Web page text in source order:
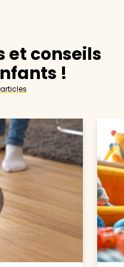
et conseils
!